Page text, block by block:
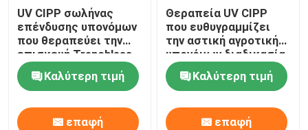
Κάμερα Πολωνού υπονόμων
Αντιστροφή νερού CIPP
Επισκευή μπαλωμάτων CIPP
UV CIPP σωλήνας
επένδυσης υπονόμων
που θεραπεύει την
επισκευή Trenchless
στα δίκτυα σωλήνων
λυμάτων όμβριων
υδάτων
Καλύτερη τιμή
επαφή
Θεραπεία UV CIPP
που ευθυγραμμίζει
την αστική αγροτική
υπονόμων διαδικασία
επένδυσης σωλήνων
σωλήνων
θεραπευμένη
επισκευή σε ισχύ
Καλύτερη τιμή
επαφή